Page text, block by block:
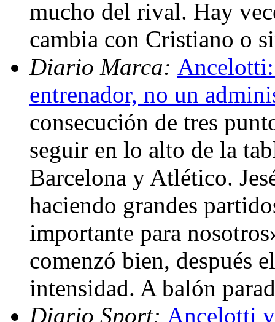
mucho del rival. Hay
cambia con Cristiano o
Diario Marca: Ancelotti:
entrenador, no un
consecución de tres
seguir en lo alto de la
Barcelona y Atlético.
haciendo grandes
importante para
comenzó bien, después
intensidad. A balón
Diario Sport: Ancelotti